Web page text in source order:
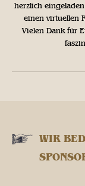
herzlich
einen virtuellen
Vielen Dank für
WIR